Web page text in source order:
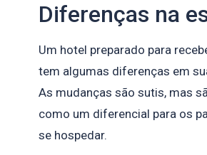
Diferenças na
Um hotel preparado para
tem algumas diferenças em
As mudanças são sutis, mas
como um diferencial para os
se hospedar.